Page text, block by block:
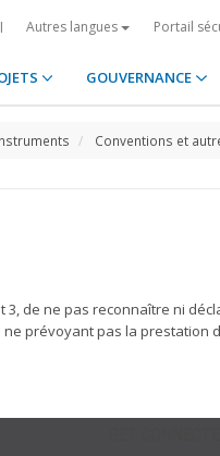
Autres langues Portail
GOUVERNANCE
Conventions et
de ne pas reconnaître ni
prévoyant pas la prestation